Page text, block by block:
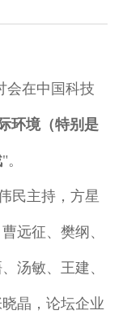
会在中国科技
环境（特别是
"。
民主持，方星
远征、樊纲、
汤敏、王建、
晶，论坛企业